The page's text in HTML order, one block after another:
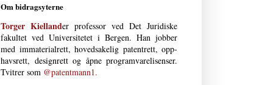
Om bidragsyterne
Torger Kiellander professor ved Det Juri­diske
fakultet ved Uni­versi­tetet i Bergen. Han jobber
med immateria­l­rett, hoved­­sakelig patent­­rett, opp­
havs­­­rett, design­rett og åpne program­vare­lisenser.
Tvitrer som @patentmann1.